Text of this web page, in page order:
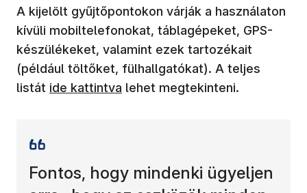
A kijelölt gyűjtőpontokon várják a használaton
kívüli mobiltelefonokat, táblagépeket, GPS-
készülékeket, valamint ezek tartozékait
(például töltőket, fülhallgatókat). A teljes
listát ide kattintva lehet megtekinteni.
Fontos, hogy mindenki ügyeljen